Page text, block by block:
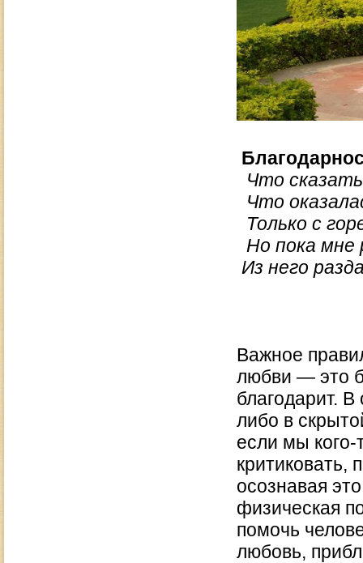
Что
Что
Только с
Но пока мне
Из него
Важное
любви — это
благодарит.
либо в
если мы кого-
критиковать,
осознавая
физическая
помочь
любовь,